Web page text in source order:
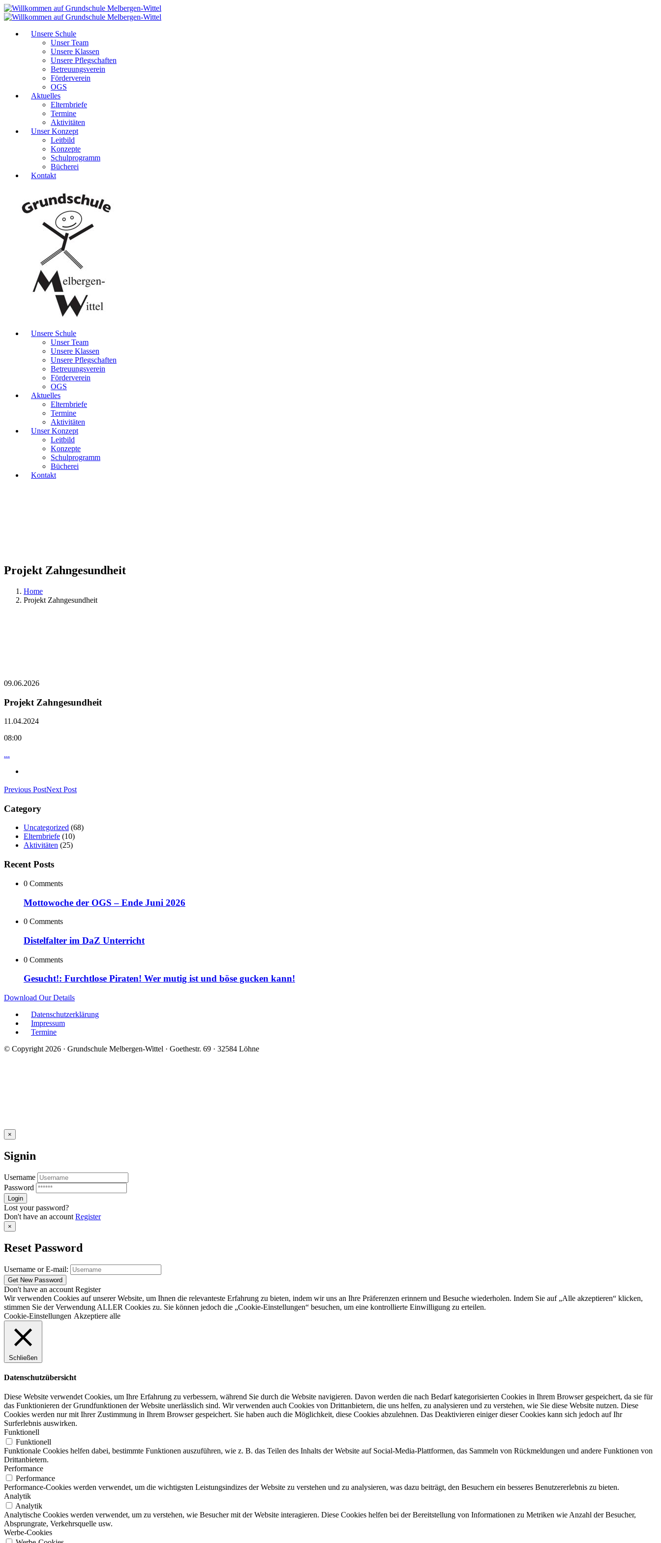
Unsere Schule
Unser Team
Unsere Klassen
Unsere Pflegschaften
Betreuungsverein
Förderverein
OGS
Aktuelles
Elternbriefe
Termine
Aktivitäten
Unser Konzept
Leitbild
Konzepte
Schulprogramm
Bücherei
Kontakt
Unsere Schule
Unser Team
Unsere Klassen
Unsere Pflegschaften
Betreuungsverein
Förderverein
OGS
Aktuelles
Elternbriefe
Termine
Aktivitäten
Unser Konzept
Leitbild
Konzepte
Schulprogramm
Bücherei
Kontakt
Projekt Zahngesundheit
Home
Projekt Zahngesundheit
09.06.2026
Projekt Zahngesundheit
11.04.2024
08:00
...
Previous PostNext Post
Category
Uncategorized (68)
Elternbriefe (10)
Aktivitäten (25)
Recent Posts
0 Comments
Mottowoche der OGS – Ende Juni 2026
0 Comments
Distelfalter im DaZ Unterricht
0 Comments
Gesucht!: Furchtlose Piraten! Wer mutig ist und böse gucken kann!
Download Our Details
Datenschutzerklärung
Impressum
Termine
© Copyright 2026 · Grundschule Melbergen-Wittel · Goethestr. 69 · 32584 Löhne
×
Signin
Username
Password
Lost your password?
Don't have an account Register
×
Reset Password
Username or E-mail:
Don't have an account Register
Wir verwenden Cookies auf unserer Website, um Ihnen die relevanteste Erfahrung zu bieten, indem wir uns an Ihre Präferenzen erinnern und Besuche wiederholen. Indem Sie auf „Alle akzeptieren“ klicken,
stimmen Sie der Verwendung ALLER Cookies zu. Sie können jedoch die „Cookie-Einstellungen“ besuchen, um eine kontrollierte Einwilligung zu erteilen.
Cookie-Einstellungen Akzeptiere alle
Schließen
Datenschutzübersicht
Diese Website verwendet Cookies, um Ihre Erfahrung zu verbessern, während Sie durch die Website navigieren. Davon werden die nach Bedarf kategorisierten Cookies in Ihrem Browser gespeichert, da sie für
das Funktionieren der Grundfunktionen der Website unerlässlich sind. Wir verwenden auch Cookies von Drittanbietern, die uns helfen, zu analysieren und zu verstehen, wie Sie diese Website nutzen. Diese
Cookies werden nur mit Ihrer Zustimmung in Ihrem Browser gespeichert. Sie haben auch die Möglichkeit, diese Cookies abzulehnen. Das Deaktivieren einiger dieser Cookies kann sich jedoch auf Ihr
Surferlebnis auswirken.
Funktionell
Funktionell
Funktionale Cookies helfen dabei, bestimmte Funktionen auszuführen, wie z. B. das Teilen des Inhalts der Website auf Social-Media-Plattformen, das Sammeln von Rückmeldungen und andere Funktionen von
Drittanbietern.
Performance
Performance
Performance-Cookies werden verwendet, um die wichtigsten Leistungsindizes der Website zu verstehen und zu analysieren, was dazu beiträgt, den Besuchern ein besseres Benutzererlebnis zu bieten.
Analytik
Analytik
Analytische Cookies werden verwendet, um zu verstehen, wie Besucher mit der Website interagieren. Diese Cookies helfen bei der Bereitstellung von Informationen zu Metriken wie Anzahl der Besucher,
Absprungrate, Verkehrsquelle usw.
Werbe-Cookies